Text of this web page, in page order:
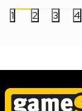
1 2 3 4